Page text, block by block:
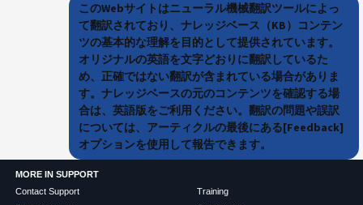
このWebサイトはニューラル機械翻訳ツールによっ
て翻訳されており、ナレッジベース（KB）コンテン
ツの基本的な理解を目的として提供されています。
オリジナルの英語を文字どおりに翻訳しているた
め、正確ではない翻訳が含まれている場合がありま
す。ナレッジベースの元のコンテンツを確認する場
合は、英語版をご利用ください。翻訳の問題や誤訳
については、アーティクルの最後にある[Feedback]
オプションを使用して報告できます。
MORE IN SUPPORT
Contact Support
Training